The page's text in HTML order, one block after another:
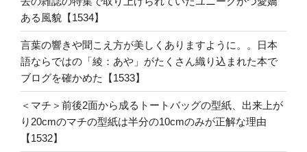
ある風貌【1534】
言葉の響きや聞こえ方が美しくありますように。。日本
語ならではの「綾：あや」がたくさん織り込まれた本で
ブログを確かめた【1533】
＜マチ＞前後2面から成るトートバッグの型紙、出来上が
り20cmのマチの型紙は半分の10cmのみが正解な理由
【1532】